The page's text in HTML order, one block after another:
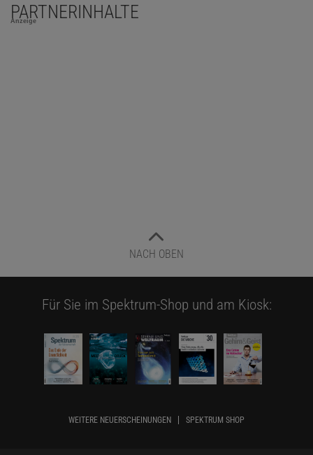
PARTNERINHALTE
Anzeige
NACH OBEN
Für Sie im Spektrum-Shop und am Kiosk:
WEITERE NEUERSCHEINUNGEN SPEKTRUM SHOP